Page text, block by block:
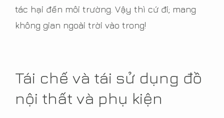
tác hại đến môi trường. Vậy thì cứ đi; mang
không gian ngoài trời vào trong!
Tái chế và tái sử dụng đồ
nội thất và phụ kiện